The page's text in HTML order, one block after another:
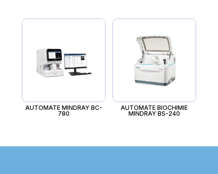
AUTOMATE MINDRAY BC-
780
AUTOMATE BIOCHIMIE
MINDRAY BS-240